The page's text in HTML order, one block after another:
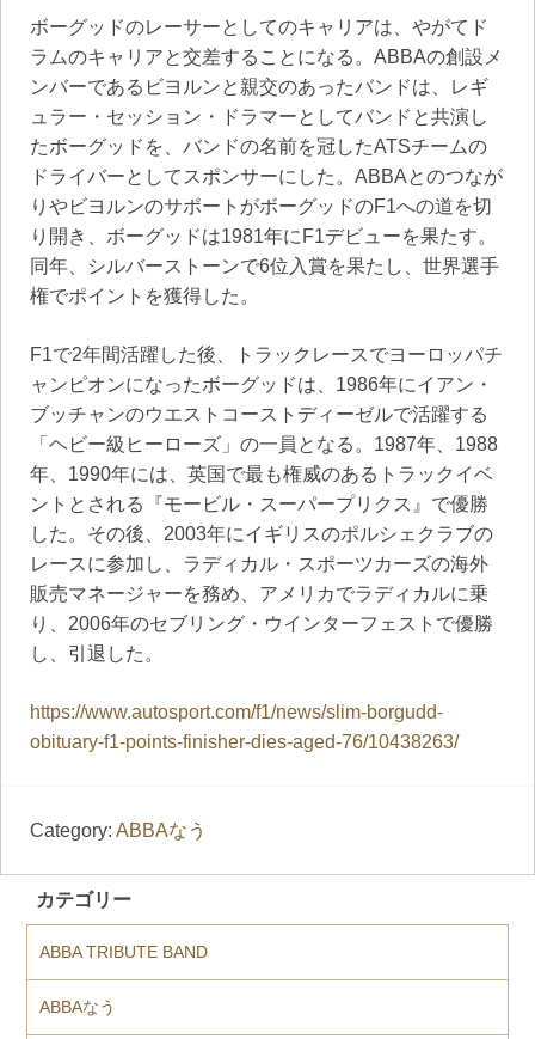
ボーグッドのレーサーとしてのキャリアは、やがてド
ラムのキャリアと交差することになる。ABBAの創設メ
ンバーであるビヨルンと親交のあったバンドは、レギ
ュラー・セッション・ドラマーとしてバンドと共演し
たボーグッドを、バンドの名前を冠したATSチームの
ドライバーとしてスポンサーにした。ABBAとのつなが
りやビヨルンのサポートがボーグッドのF1への道を切
り開き、ボーグッドは1981年にF1デビューを果たす。
同年、シルバーストーンで6位入賞を果たし、世界選手
権でポイントを獲得した。
F1で2年間活躍した後、トラックレースでヨーロッパチ
ャンピオンになったボーグッドは、1986年にイアン・
ブッチャンのウエストコーストディーゼルで活躍する
「ヘビー級ヒーローズ」の一員となる。1987年、1988
年、1990年には、英国で最も権威のあるトラックイベ
ントとされる『モービル・スーパープリクス』で優勝
した。その後、2003年にイギリスのポルシェクラブの
レースに参加し、ラディカル・スポーツカーズの海外
販売マネージャーを務め、アメリカでラディカルに乗
り、2006年のセブリング・ウインターフェストで優勝
し、引退した。
https://www.autosport.com/f1/news/slim-borgudd-
obituary-f1-points-finisher-dies-aged-76/10438263/
Category: ABBAなう
カテゴリー
ABBA TRIBUTE BAND
ABBAなう